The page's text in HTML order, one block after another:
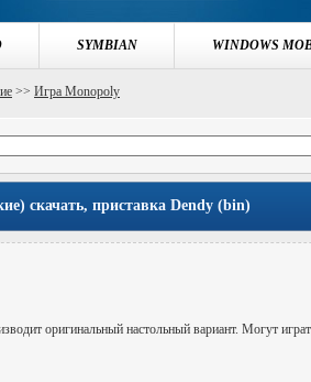
SYMBIAN WINDOWS
>> Игра Monopoly
скачать, приставка Dendy (bin)
оригинальный настольный вариант. Могут